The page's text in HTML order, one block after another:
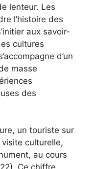
lenteur. Les
l’histoire des
aux savoir-
cultures
d’un
masse
des
un touriste sur
culturelle,
au cours